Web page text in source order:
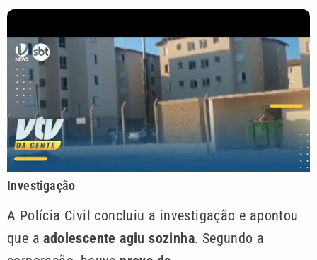
Investigação
A Polícia Civil concluiu a investigação e apontou
que aadolescente agiu sozinha. Segundo a